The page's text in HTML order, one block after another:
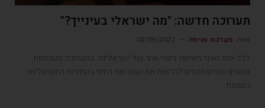
תערוכה חדשה: "מה ישראלי בעינייך?"
מערכת פנימה
לכל אחד ואחד מאיתנו דימוי אחר של ישראליות. בתערוכה משותפת,
אומנים שונים מנסים להראות את הגוון ואת היופי בהגדרות הישראליות
השונות